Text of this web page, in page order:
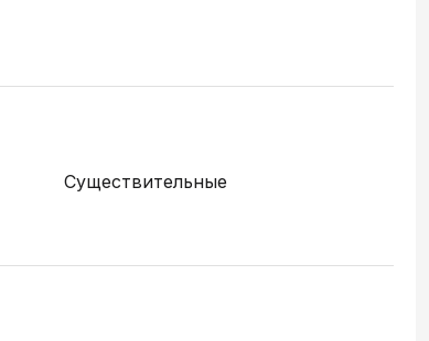
Существительные